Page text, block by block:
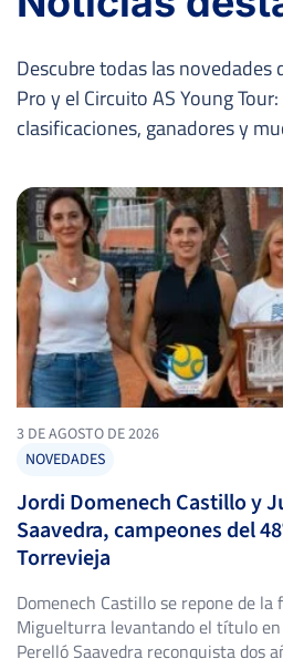
Descubre todas las novedades
Pro y el Circuito AS Young
clasificaciones, ganadores y
3 DE AGOSTO DE 2026
NOVEDADES
Jordi Domenech Castillo y
Saavedra, campeones del
Torrevieja
Domenech Castillo se repone de la
Miguelturra levantando el título
Perelló Saavedra reconquista dos